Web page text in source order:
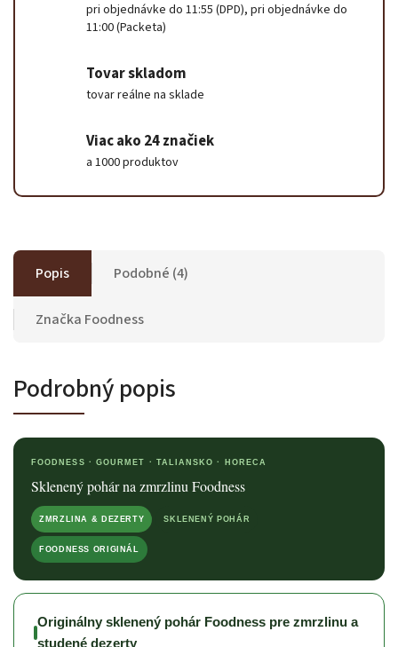
pri objednávke do 11:55 (DPD), pri objednávke do
11:00 (Packeta)
Tovar skladom
tovar reálne na sklade
Viac ako 24 značiek
a 1000 produktov
Popis Podobné (4)
Značka Foodness
Podrobný popis
FOODNESS · GOURMET · TALIANSKO · HORECA
Sklenený pohár na zmrzlinu Foodness
ZMRZLINA & DEZERTY SKLENENÝ POHÁR
FOODNESS ORIGINÁL
Originálny sklenený pohár Foodness pre zmrzlinu a
studené dezerty